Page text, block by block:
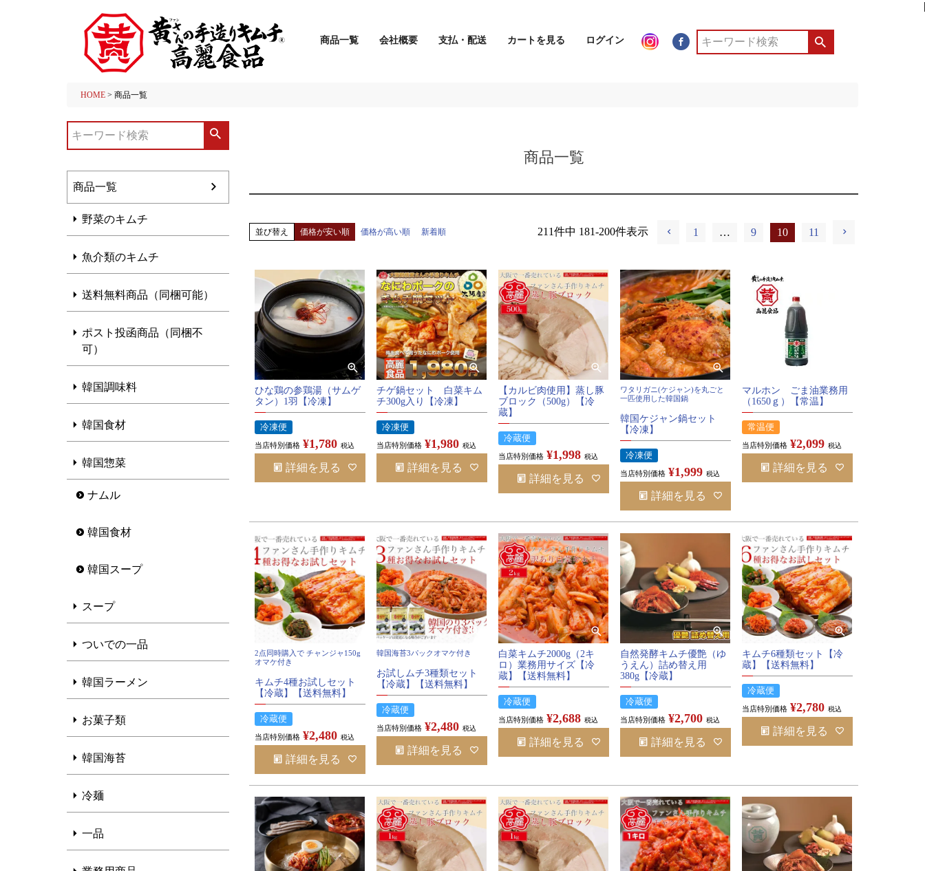
商品一覧 会社概要 支払・配送 カートを見る ログイン
検索
HOME 商品一覧
商品一覧
野菜のキムチ
魚介類のキムチ
送料無料商品（同梱可能）
ポスト投函商品（同梱不
可）
韓国調味料
韓国食材
韓国惣菜
ナムル
韓国食材
韓国スープ
スープ
ついでの一品
韓国ラーメン
お菓子類
韓国海苔
冷麺
一品
商品一覧
並び替え 価格が安い順 価格が高い順 新着順 211件中 181-200件表示 1 … 9 10 11
ひな鶏の参鶏湯（サムゲ
タン）1羽【冷凍】
冷凍便
当店特別価格 ¥1,780 税込
詳細を見る
チゲ鍋セット 白菜キム
チ300g入り【冷凍】
冷凍便
当店特別価格 ¥1,980 税込
詳細を見る
【カルビ肉使用】蒸し豚
ブロック（500g）【冷
蔵】
冷蔵便
当店特別価格 ¥1,998 税込
詳細を見る
ワタリガニ(ケジャン)を丸ごと
一匹使用した韓国鍋
韓国ケジャン鍋セット
【冷凍】
冷凍便
当店特別価格 ¥1,999 税込
詳細を見る
マルホン ごま油業務用
（1650ｇ）【常温】
常温便
当店特別価格 ¥2,099 税込
詳細を見る
2点同時購入で チャンジャ150g
オマケ付き
キムチ4種お試しセット
【冷蔵】【送料無料】
冷蔵便
当店特別価格 ¥2,480 税込
詳細を見る
韓国海苔3パックオマケ付き
お試しムチ3種類セット
【冷蔵】【送料無料】
冷蔵便
当店特別価格 ¥2,480 税込
詳細を見る
白菜キムチ2000g（2キ
ロ）業務用サイズ【冷
蔵】【送料無料】
冷蔵便
当店特別価格 ¥2,688 税込
詳細を見る
自然発酵キムチ優艶（ゆ
うえん）詰め替え用
380g【冷蔵】
冷蔵便
当店特別価格 ¥2,700 税込
詳細を見る
キムチ6種類セット【冷
蔵】【送料無料】
冷蔵便
当店特別価格 ¥2,780 税込
詳細を見る